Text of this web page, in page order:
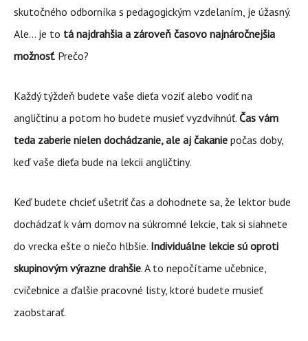
skutočného odborníka s pedagogickým vzdelaním, je úžasný.
Ale… je to tá najdrahšia a zároveň časovo najnáročnejšia
možnosť. Prečo?
Každý týždeň budete vaše dieťa voziť alebo vodiť na
angličtinu a potom ho budete musieť vyzdvihnúť. Čas vám
teda zaberie nielen dochádzanie, ale aj čakanie počas doby,
keď vaše dieťa bude na lekcii angličtiny.
Keď budete chcieť ušetriť čas a dohodnete sa, že lektor bude
dochádzať k vám domov na súkromné lekcie, tak si siahnete
do vrecka ešte o niečo hlbšie. Individuálne lekcie sú oproti
skupinovým výrazne drahšie. A to nepočítame učebnice,
cvičebnice a ďalšie pracovné listy, ktoré budete musieť
zaobstarať.